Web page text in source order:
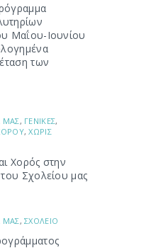
Μαΐου-Ιουνίου
των
ΜΑΣ, ΓΕΝΙΚΕΣ,
,ΧΩΡΙΣ
Χορός στην
Σχολείου μας
ΜΑΣ,ΣΧΟΛΕΙΟ